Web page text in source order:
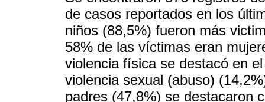
de casos reportados en los
niños (88,5%) fueron más
58% de las víctimas eran
violencia física se destacó en
violencia sexual (abuso)
padres (47,8%) se destacaron